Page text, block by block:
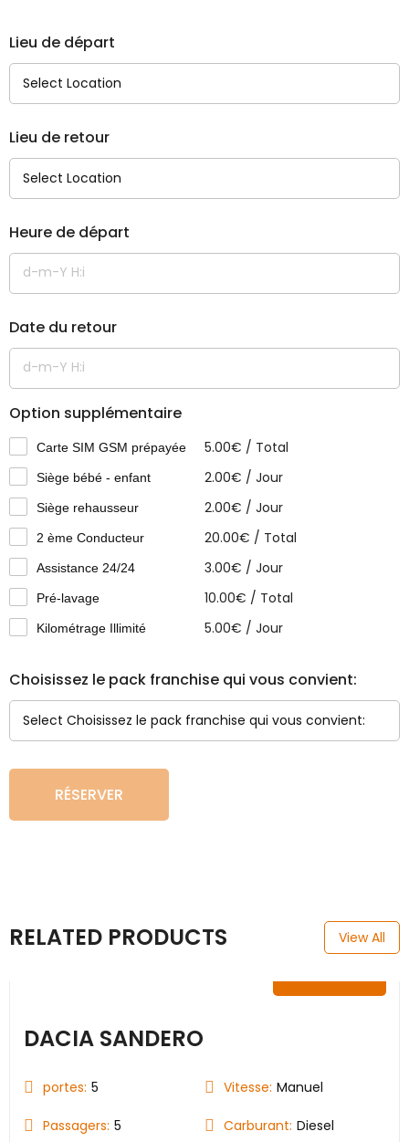
Lieu de départ
Lieu de retour
Heure de départ
Date du retour
Option supplémentaire
Carte SIM GSM prépayée 5.00€ / Total
Siège bébé - enfant 2.00€ / Jour
Siège rehausseur 2.00€ / Jour
2 ème Conducteur 20.00€ / Total
Assistance 24/24 3.00€ / Jour
Pré-lavage 10.00€ / Total
Kilométrage Illimité 5.00€ / Jour
Choisissez le pack franchise qui vous convient:
RÉSERVER
RELATED PRODUCTS View All
25.00€
DACIA SANDERO
portes: 5 Vitesse: Manuel
Passagers: 5 Carburant: Diesel